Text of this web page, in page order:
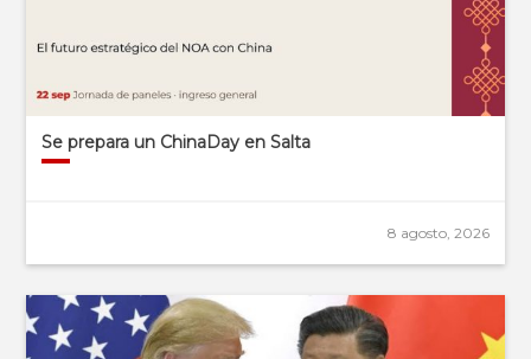
Se prepara un ChinaDay en Salta
8 agosto, 2026